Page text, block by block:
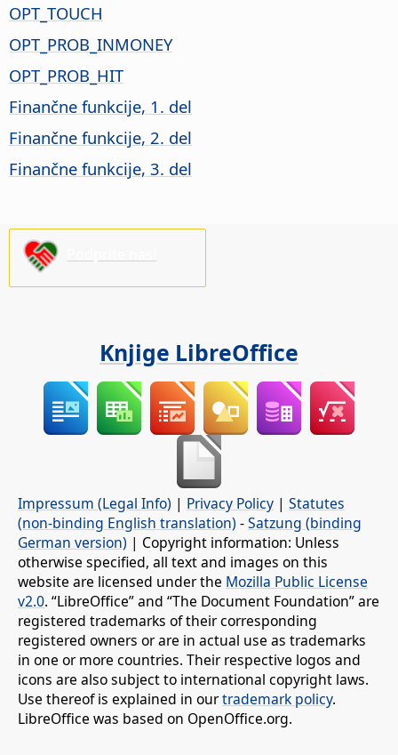
OPT_TOUCH
OPT_PROB_INMONEY
OPT_PROB_HIT
Finančne funkcije, 1. del
Finančne funkcije, 2. del
Finančne funkcije, 3. del
Knjige LibreOffice
Impressum (Legal Info) | Privacy Policy | Statutes
(non-binding English translation) -Satzung (binding
German version) | Copyright information: Unless
otherwise specified, all text and images on this
website are licensed under the Mozilla Public License
v2.0. “LibreOffice” and “The Document Foundation” are
registered trademarks of their corresponding
registered owners or are in actual use as trademarks
in one or more countries. Their respective logos and
icons are also subject to international copyright laws.
Use thereof is explained in ourtrademark policy.
LibreOffice was based on OpenOffice.org.